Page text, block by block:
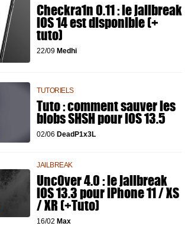
Checkra1n 0.11 : le jailbreak
iOS 14 est disponible (+
tuto)
22/09 Medhi
TUTORIELS
Tuto : comment sauver les
blobs SHSH pour iOS 13.5
02/06 DeadP1x3L
JAILBREAK
Unc0ver 4.0 : le jailbreak
iOS 13.3 pour iPhone 11 / XS
/ XR (+Tuto)
16/02 Max